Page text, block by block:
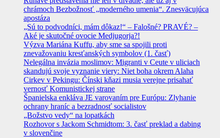
chrámoch Bezbožnosť „moderného umenia“. Znesväcujúca
apostáza
„Sú to podvodníci, mám dôkaz!“ – Falošné? PRAVÉ? –
Aké je skutočné ovocie Medjugorja?!
Výzva Mariána Kuffu, aby sme sa spojili proti
znevažovaniu kresťanských symbolov (1. časť)
Nelegálna invázia moslimov: Migranti v Ceute v uliciach
skandujú svoje vyznanie viery: Niet boha okrem Alaha
Cirkev v Pekingu: Čínski kňazi musia verejne prisahať
vernosť Komunistickej strane
Španielska enkláva JE varovaním pre Európu: Zlyhanie
ochrany hraníc a bezradnosť socialistov
„Božstvo vedy“ na lopatkách
Rozhovor s Jackom Schmidtom: 3. časť preklad a dabing
v slovenčine